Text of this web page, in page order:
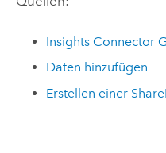
Insights Connector
Daten hinzufügen
Erstellen einer